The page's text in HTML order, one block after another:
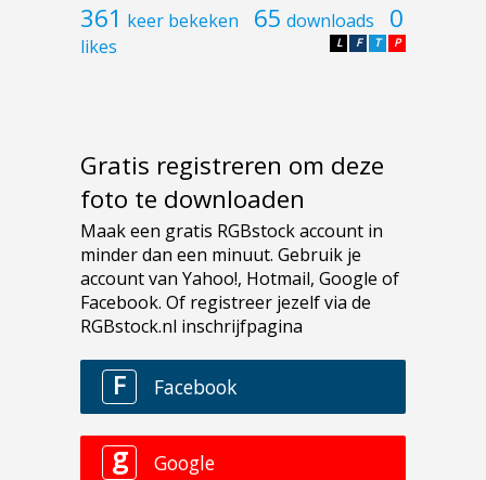
361 keer bekeken 65 downloads 0
likes P
T
F
L
Gratis registreren om deze
foto te downloaden